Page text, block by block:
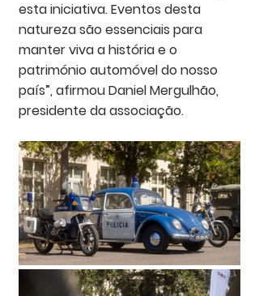
esta iniciativa. Eventos desta
natureza são essenciais para
manter viva a história e o
património automóvel do nosso
país”, afirmou Daniel Mergulhão,
presidente da associação.